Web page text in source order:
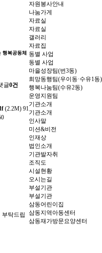
자원봉사안내
나눔가게
자료실
자료실
갤러리
자료집
동별 사업
동별 사업
마을성장팀(번3동)
희망동행팀(우이동·수유1동)
행복나눔팀(수유2동)
운영지원팀
기관소개
기관소개
인사말
미션&비전
인재상
법인소개
기관발자취
조직도
시설현황
오시는길
부설기관
부설기관
삼동어린이집
삼동지역아동센터
삼동재가방문요양센터
행복공동체
글0건
(2.2M) 91
부탁드립